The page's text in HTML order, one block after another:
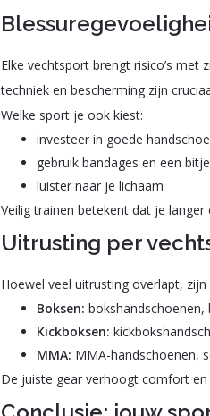
Elke vechtsport brengt risico’s
techniek en bescherming zijn
Welke sport je ook kiest:
investeer in goede
gebruik bandages en een bitje
luister naar je lichaam
Veilig trainen betekent dat je
Uitrusting per
Hoewel veel uitrusting overlapt, zijn
Boksen: bokshandschoenen,
Kickboksen:
MMA: MMA-handschoenen,
De juiste gear verhoogt comfort